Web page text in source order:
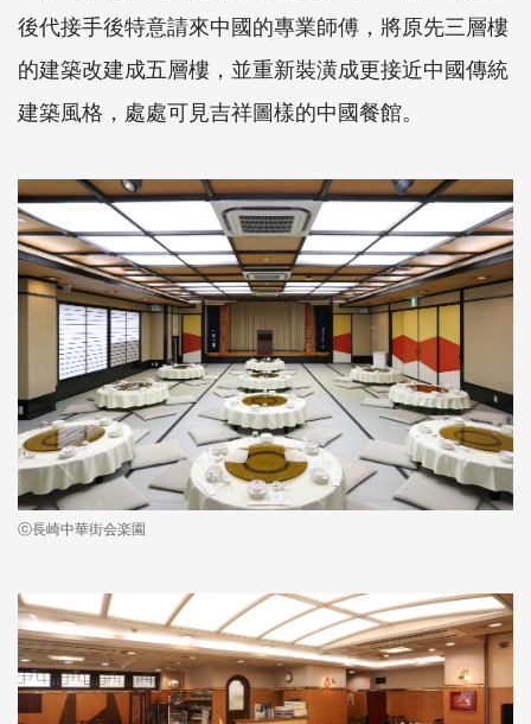
後代接手後特意請來中國的專業師傅，將原先三層樓
的建築改建成五層樓，並重新裝潢成更接近中國傳統
建築風格，處處可見吉祥圖樣的中國餐館。
ⓒ長崎中華街会楽園